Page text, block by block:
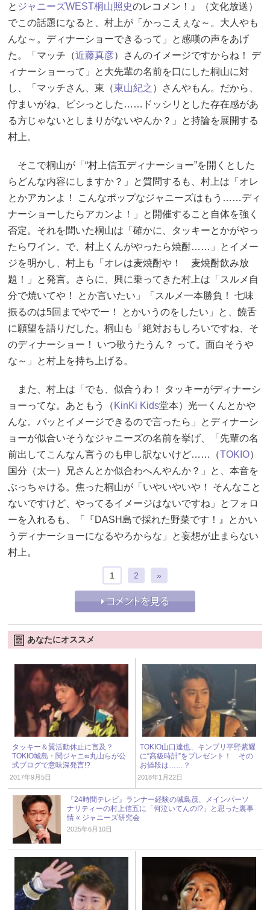
と ジャニーズWEST桐山照史のレコメン！』（文化放送）
でこの話題になると、村上が「かっこえぇな～。大人やも
んな～。ディナーショーできるって」と感嘆の声をあげ
た。「マッチ（近藤真彦）さんのイメージですからね！ デ
ィナーショーって」と大先輩の名前を口にした桐山に対
し、「マッチさん、東（東山紀之 ）さんやもん。だから、
佇まいがね、ビシっとした……ドッシリとした存在感があ
る方じゃないとしまりがないやんか？」と持論を展開する
村上。
そこで桐山が「“村上信五ディナーショー”を開くとした
らどんな内容にしますか？」と質問するも、村上は「オレ
とかアカンよ！ こんなポップなジャニーズはもう……ディ
ナーショーしたらアカンよ！」と開催すること自体を強く
否定。それを聞いた桐山は「確かに、タッキーとかがやっ
たらワイン。で、村上くんがやったら焼酎……」とイメー
ジを明かし、村上も「オレは麦焼酎や！ 麦焼酎飲み放
題！」と発言。さらに、興に乗ってきた村上は「スルメ自
分で焼いてや！ とか言いたい」「スルメ一本勝負！ 七味
振るのは5回までやでー！ とかいうのをしたい」と、饒舌
に願望を語りだした。桐山も「絶対おもしろいですね、そ
のディナーショー！ いつ歌うたうん？ って。面白そうや
な～」と村上を持ち上げる。
また、村上は「でも、似合うわ！ タッキーがディナーシ
ョーってな。あともう（ KinKi Kids堂本）光一くんとかや
んな。バッとイメージできるので言ったら」とディナーシ
ョーが似合いそうなジャニーズの名前を挙げ、「先輩の名
前出してこんなん言うのも申し訳ないけど……（TOKIO）
国分（太一）兄さんとか似合わへんやんか？」と、本音を
ぶっちゃける。焦った桐山が「いやいやいや！ そんなこと
ないですけど、やってるイメージはないですね」とフォロ
ーを入れるも、「『DASH島で採れた野菜です！』とかい
うディナーショーになるやろからな」と妄想が止まらない
村上。
1 2 »
あなたにオススメ
タッキー＆翼活動休止に言及？
TOKIO城島・関ジャニ∞丸山らが公
式ブログで意味深発言!?
2017年9月5日
TOKIO山口達也、キンプリ平野紫耀
に“高級時計”をプレゼント！ その
お値段は……？
2018年1月22日
『24時間テレビ』ランナー経験の城島茂、メインパーソ
ナリティーの村上信五に「何泣いてんの!?」と思った裏事
情 « ジャニーズ研究会
2025年6月10日